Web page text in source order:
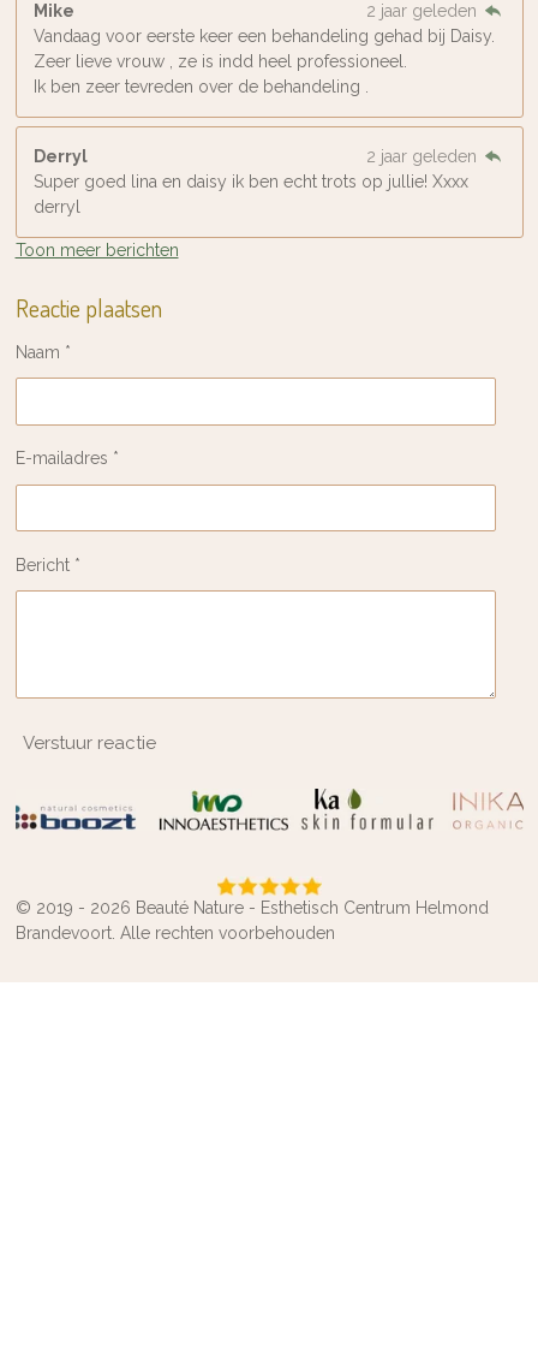
Mike
2 jaar geleden
Vandaag voor eerste keer een behandeling gehad bij Daisy.
Zeer lieve vrouw , ze is indd heel professioneel.
Ik ben zeer tevreden over de behandeling .
Derryl
2 jaar geleden
Super goed lina en daisy ik ben echt trots op jullie! Xxxx
derryl
Toon meer berichten
Reactie plaatsen
Naam *
E-mailadres *
Bericht *
Verstuur reactie
© 2019 - 2026 Beauté Nature - Esthetisch Centrum Helmond
Brandevoort. Alle rechten voorbehouden